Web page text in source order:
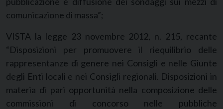
comunicazione di massa”;
VISTA la legge 23 novembre 2012, n. 215, recante
“Disposizioni per promuovere il riequilibrio delle
rappresentanze di genere nei Consigli e nelle Giunte
degli Enti locali e nei Consigli regionali. Disposizioni in
materia di pari opportunità nella composizione delle
commissioni di concorso nelle pubbliche